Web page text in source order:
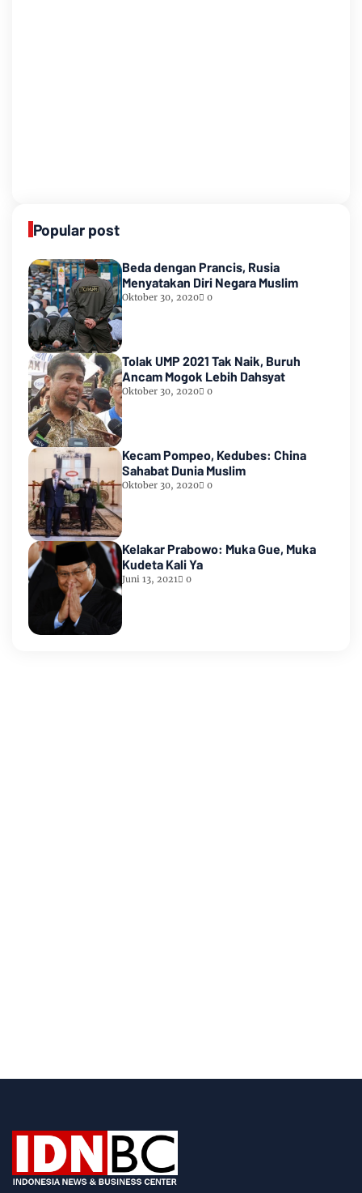
Popular post
Beda dengan Prancis, Rusia
Menyatakan Diri Negara Muslim
Oktober 30, 2020 0
Tolak UMP 2021 Tak Naik, Buruh
Ancam Mogok Lebih Dahsyat
Oktober 30, 2020 0
Kecam Pompeo, Kedubes: China
Sahabat Dunia Muslim
Oktober 30, 2020 0
Kelakar Prabowo: Muka Gue, Muka
Kudeta Kali Ya
Juni 13, 2021 0